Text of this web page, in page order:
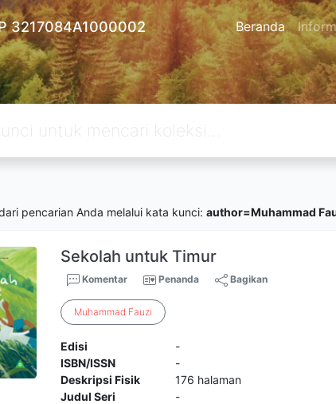
3217084A1000002 Beranda
pencarian Anda melalui kata kunci: author=Muhammad
Sekolah untuk Timur
Komentar Penanda Bagikan
Muhammad Fauzi
Edisi
-
ISBN/ISSN
-
Deskripsi Fisik
176 halaman
Judul Seri
-